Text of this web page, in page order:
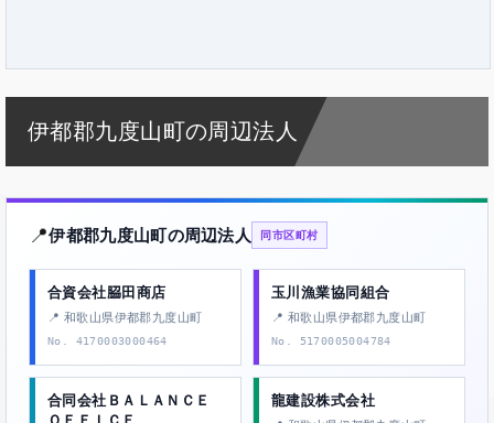
伊都郡九度山町の周辺法人
📍伊都郡九度山町の周辺法人 同市区町村
合資会社𦚰田商店
📍 和歌山県伊都郡九度山町
No. 4170003000464
玉川漁業協同組合
📍 和歌山県伊都郡九度山町
No. 5170005004784
合同会社ＢＡＬＡＮＣＥ
龍建設株式会社